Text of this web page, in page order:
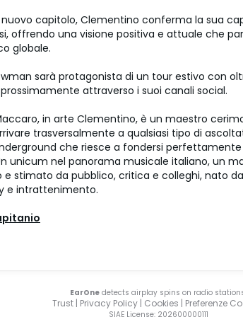
capitolo, Clementino conferma la sua
offrendo una visione positiva e attuale che
globale.
sarà protagonista di un tour estivo con
attraverso i suoi canali social.
in arte Clementino, è un maestro
trasversalmente a qualsiasi tipo di
che riesce a fondersi perfettamente
unicum nel panorama musicale italiano, un
e stimato da pubblico, critica e colleghi, nato
e intrattenimento.
EarOne detects airplay spins on radio
Trust | Privacy Policy | Cookies | Preferenze
SIAE License: 202600000111